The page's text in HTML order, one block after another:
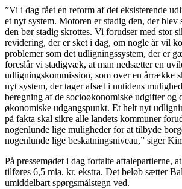
”Vi i dag fået en reform af det eksisterende
et nyt system. Motoren er stadig den, der blev
den bør stadig skrottes. Vi forudser med stor
revidering, der er sket i dag, om nogle år vil
problemer som det udligningssystem, der er
foreslår vi stadigvæk, at man nedsætter en
udligningskommission, som over en årrække
nyt system, der tager afsæt i nutidens
beregning af de socioøkonomiske udgifter og
økonomiske udgangspunkt. Et helt nyt
på fakta skal sikre alle landets kommuner
nogenlunde lige muligheder for at tilbyde
nogenlunde lige beskatningsniveau,” siger
På pressemødet i dag fortalte aftalepartierne,
tilføres 6,5 mia. kr. ekstra. Det beløb sætter
umiddelbart spørgsmålstegn ved.